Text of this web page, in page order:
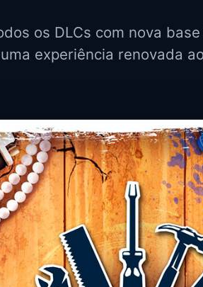
os DLCs com nova
experiência renovada